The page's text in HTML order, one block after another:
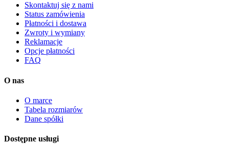
Skontaktuj się z nami
Status zamówienia
Płatności i dostawa
Zwroty i wymiany
Reklamacje
Opcje płatności
FAQ
O nas
O marce
Tabela rozmiarów
Dane spółki
Dostępne usługi